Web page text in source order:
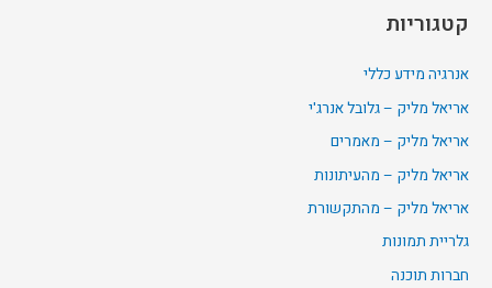
קטגוריות
אנרגיה מידע כללי
אריאל מליק – גלובל אנרג'י
אריאל מליק – מאמרים
אריאל מליק – מהעיתונות
אריאל מליק – מהתקשורת
גלריית תמונות
חברות תוכנה